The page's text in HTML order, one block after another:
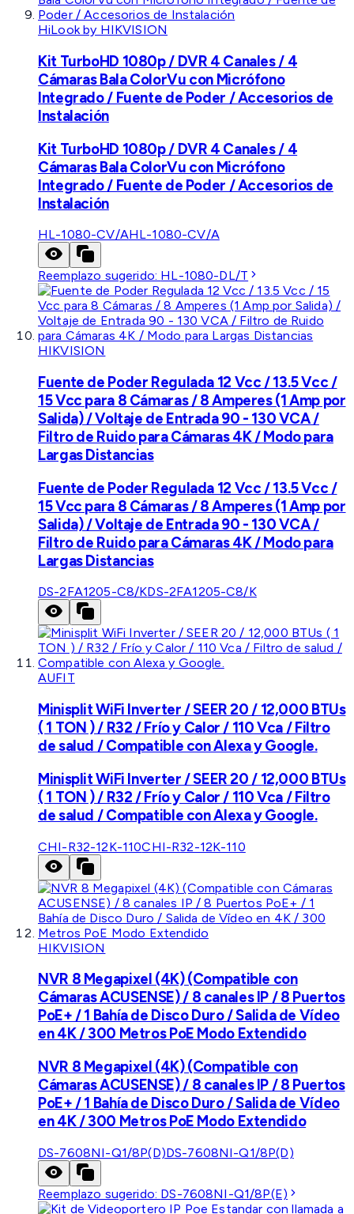
HiLook by HIKVISION
Kit TurboHD 1080p / DVR 4 Canales / 4
Cámaras Bala ColorVu con Micrófono
Integrado / Fuente de Poder / Accesorios de
Instalación
Kit TurboHD 1080p / DVR 4 Canales / 4
Cámaras Bala ColorVu con Micrófono
Integrado / Fuente de Poder / Accesorios de
Instalación
HL-1080-CV/AHL-1080-CV/A
Reemplazo sugerido: HL-1080-DL/T
HIKVISION
Fuente de Poder Regulada 12 Vcc / 13.5 Vcc /
15 Vcc para 8 Cámaras / 8 Amperes (1 Amp por
Salida) / Voltaje de Entrada 90 - 130 VCA /
Filtro de Ruido para Cámaras 4K / Modo para
Largas Distancias
Fuente de Poder Regulada 12 Vcc / 13.5 Vcc /
15 Vcc para 8 Cámaras / 8 Amperes (1 Amp por
Salida) / Voltaje de Entrada 90 - 130 VCA /
Filtro de Ruido para Cámaras 4K / Modo para
Largas Distancias
DS-2FA1205-C8/KDS-2FA1205-C8/K
AUFIT
Minisplit WiFi Inverter / SEER 20 / 12,000 BTUs
( 1 TON ) / R32 / Frío y Calor / 110 Vca / Filtro
de salud / Compatible con Alexa y Google.
Minisplit WiFi Inverter / SEER 20 / 12,000 BTUs
( 1 TON ) / R32 / Frío y Calor / 110 Vca / Filtro
de salud / Compatible con Alexa y Google.
CHI-R32-12K-110CHI-R32-12K-110
HIKVISION
NVR 8 Megapixel (4K) (Compatible con
Cámaras ACUSENSE) / 8 canales IP / 8 Puertos
PoE+ / 1 Bahía de Disco Duro / Salida de Vídeo
en 4K / 300 Metros PoE Modo Extendido
NVR 8 Megapixel (4K) (Compatible con
Cámaras ACUSENSE) / 8 canales IP / 8 Puertos
PoE+ / 1 Bahía de Disco Duro / Salida de Vídeo
en 4K / 300 Metros PoE Modo Extendido
DS-7608NI-Q1/8P(D)DS-7608NI-Q1/8P(D)
Reemplazo sugerido: DS-7608NI-Q1/8P(E)